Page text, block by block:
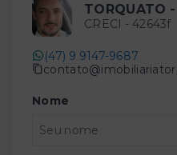
TORQUATO
CRECI - 42643f
(47) 9 9147-9687
Nome